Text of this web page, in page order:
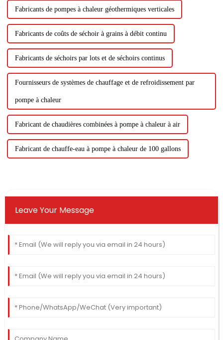
Fabricants de pompes à chaleur géothermiques verticales
Fabricants de coûts de séchoir à grains à débit continu
Fabricants de séchoirs par lots et de séchoirs continus
Fournisseurs de systèmes de chauffage et de refroidissement par
pompe à chaleur
Fabricant de chaudières combinées à pompe à chaleur à air
Fabricant de chauffe-eau à pompe à chaleur de 100 gallons
Leave Your Message